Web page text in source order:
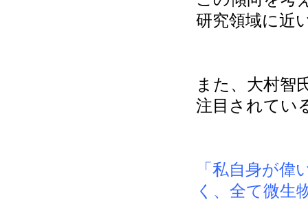
研究領域に近
また、大村智
注目されてい
「私自身が
く、全て微生